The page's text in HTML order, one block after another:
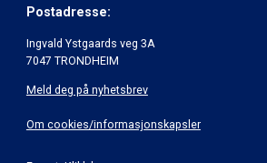
Postadresse:
Ingvald Ystgaards veg 3A
7047 TRONDHEIM
Meld deg på nyhetsbrev
Om cookies/informasjonskapsler